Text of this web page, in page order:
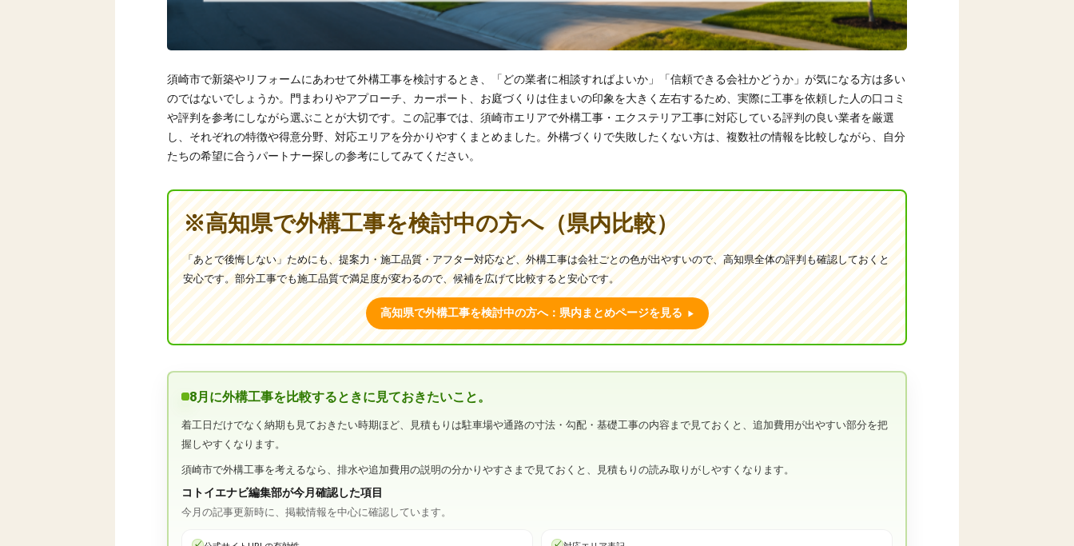
須崎市で新築やリフォームにあわせて外構工事を検討するとき、「どの業者に相談すればよいか」「信頼できる会社かどうか」が気になる方は多い
のではないでしょうか。門まわりやアプローチ、カーポート、お庭づくりは住まいの印象を大きく左右するため、実際に工事を依頼した人の口コミ
や評判を参考にしながら選ぶことが大切です。この記事では、須崎市エリアで外構工事・エクステリア工事に対応している評判の良い業者を厳選
し、それぞれの特徴や得意分野、対応エリアを分かりやすくまとめました。外構づくりで失敗したくない方は、複数社の情報を比較しながら、自分
たちの希望に合うパートナー探しの参考にしてみてください。
※高知県で外構工事を検討中の方へ（県内比較）
「あとで後悔しない」ためにも、提案力・施工品質・アフター対応など、外構工事は会社ごとの色が出やすいので、高知県全体の評判も確認しておくと
安心です。部分工事でも施工品質で満足度が変わるので、候補を広げて比較すると安心です。
高知県で外構工事を検討中の方へ：県内まとめページを見る
8月に外構工事を比較するときに見ておきたいこと。
着工日だけでなく納期も見ておきたい時期ほど、見積もりは駐車場や通路の寸法・勾配・基礎工事の内容まで見ておくと、追加費用が出やすい部分を把
握しやすくなります。
須崎市で外構工事を考えるなら、排水や追加費用の説明の分かりやすさまで見ておくと、見積もりの読み取りがしやすくなります。
コトイエナビ編集部が今月確認した項目
今月の記事更新時に、掲載情報を中心に確認しています。